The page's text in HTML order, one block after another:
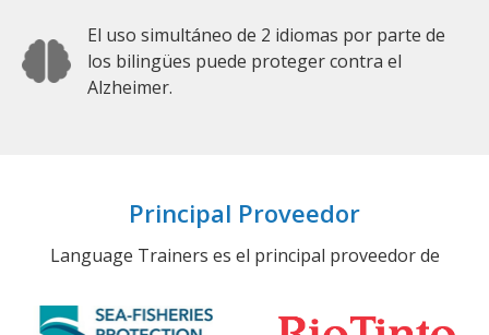
El uso simultáneo de 2 idiomas por parte de
los bilingües puede proteger contra el
Alzheimer.
Principal Proveedor
Language Trainers es el principal proveedor de